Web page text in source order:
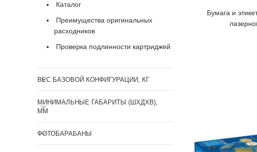
Каталог
Преимущества оригинальных
расходников
Проверка подлинности картриджей
ВЕС БАЗОВОЙ КОНФИГУРАЦИИ, КГ
МИНИМАЛЬНЫЕ ГАБАРИТЫ (ШХДХВ),
ММ
ФОТОБАРАБАНЫ
Бумага и